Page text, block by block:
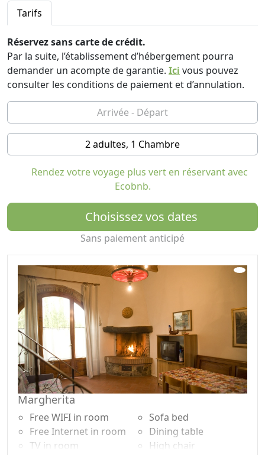
A l'intérieur de la structure se trouvent: un court de
tennis, une piste de bowling, un terrain de ping-pong,
un mini terrain de basket, divers manèges pour les plus
petits et enfin une piscine avec des poteaux équipés de
parasols et de chaises longues réservés pour chacun
appartement. L’agritourisme appartenant à la société
agricole "Fratelli Fulignati" offre la possibilité de visiter
le domaine viticole pour la production de vin et de
déguster d’excellents vins, alcools de raisin, huiles
essentielles et raisins secs.
Nous avons 6 appartements de style toscan typique,
Tarifs
Réservez sans carte de crédit.
Par la suite, l’établissement d’hébergement pourra
demander un acompte de garantie. Ici vous pouvez
consulter les conditions de paiement et d’annulation.
2 adultes, 1 Chambre
Rendez votre voyage plus vert en réservant avec
Ecobnb.
Choisissez vos dates
Sans paiement anticipé
Margherita
Free WIFI in room
Free Internet in room
TV in room
Sofa bed
Dining table
High chair